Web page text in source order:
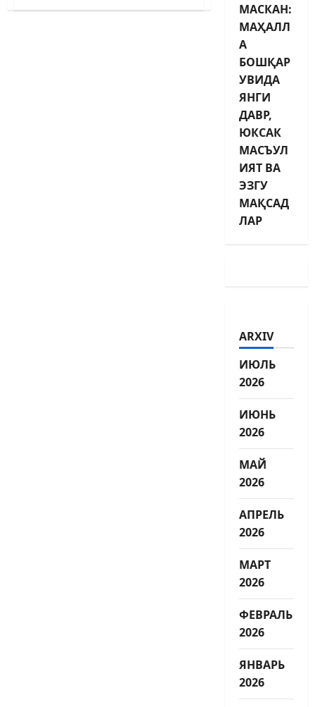
МАСКАН:
МАҲАЛЛ
А
БОШҚАР
УВИДА
ЯНГИ
ДАВР,
ЮКСАК
МАСЪУЛ
ИЯТ ВА
ЭЗГУ
МАҚСАД
ЛАР
ARXIV
ИЮЛЬ
2026
ИЮНЬ
2026
МАЙ
2026
АПРЕЛЬ
2026
МАРТ
2026
ФЕВРАЛЬ
2026
ЯНВАРЬ
2026